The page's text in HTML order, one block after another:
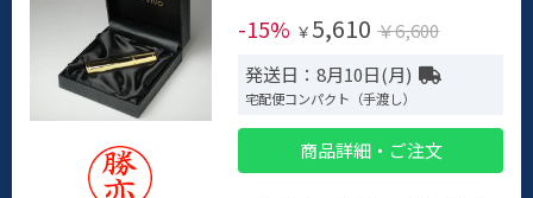
-15% ￥ 5,610 ￥6,600
発送日：8月10日(月)
宅配便コンパクト（手渡し）
商品詳細・ご注文